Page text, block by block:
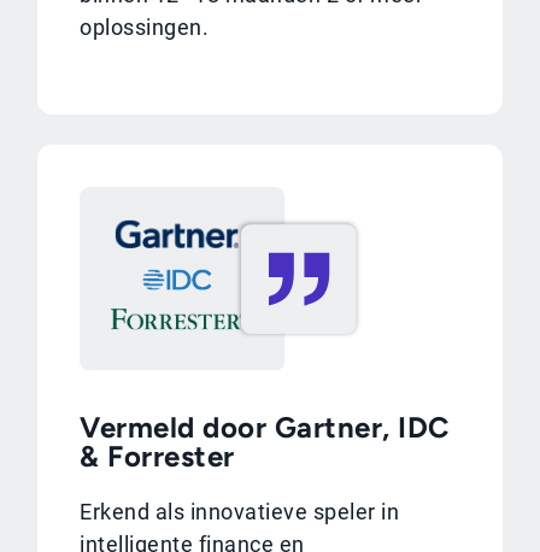
oplossingen.
Vermeld door Gartner, IDC
& Forrester
Erkend als innovatieve speler in
intelligente finance en